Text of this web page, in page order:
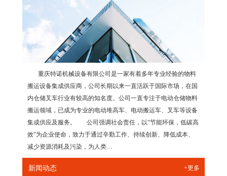
重庆特诺机械设备有限公司是一家有着多年专业经验的物料
搬运设备集成供应商，公司长期以来一直活跃于国际市场，在国
内仓储叉车行业有较高的知名度。公司一直专注于电动仓储物料
搬运领域，已成为专业的电动堆高车、电动搬运车、叉车等设备
集成供应及服务。 公司强调社会责任，以“节能环保，低碳高
效”为企业使命，致力于通过辛勤工作、持续创新、降低成本、
减少资源消耗及污染，为人类…
新闻动态 +更多